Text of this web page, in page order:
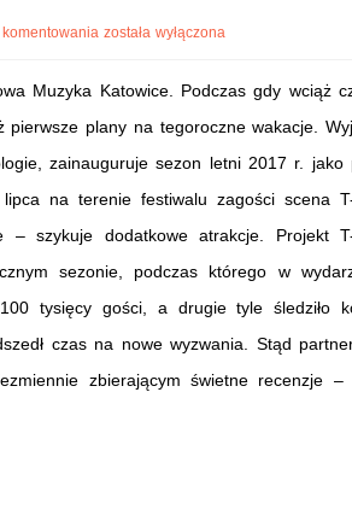
komentowaniazostała wyłączona
Muzyka Katowice. Podczas gdy wciąż
plany na tegoroczne wakacje.
zainauguruje sezon letni 2017 r. jako
na terenie festiwalu zagości scena
szykuje dodatkowe atrakcje. Projekt
sezonie, podczas którego w
tysięcy gości, a drugie tyle śledziło
czas na nowe wyzwania. Stąd
zbierającym świetne recenzje –